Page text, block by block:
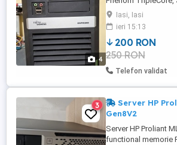
4
foarte bună de
termică nouă.
8450 , triplecore
Kingston 240 GB
RW SATA Video -
1Gb,VGA + DVI
Ruleaza ...
Iasi, Iasi
ieri 15:13
200 RON
250 RON
Telefon validat
3
Server HP
Gen8V2
Server HP Proliant
functional memorie